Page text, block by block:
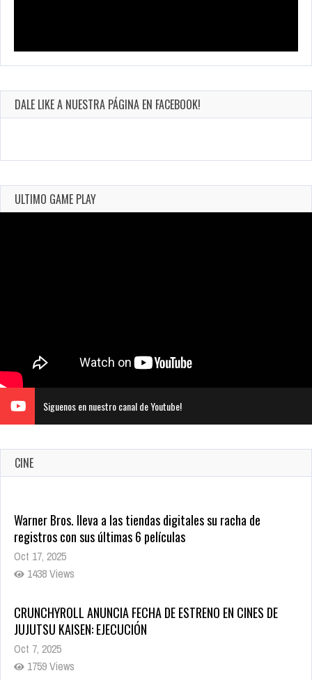
DALE LIKE A NUESTRA PÁGINA EN FACEBOOK!
ULTIMO GAME PLAY
Siguenos en nuestro canal de Youtube!
CINE
Warner Bros. lleva a las tiendas digitales su racha de
registros con sus últimas 6 películas
Oct 17, 2025
1438 Views
CRUNCHYROLL ANUNCIA FECHA DE ESTRENO EN CINES DE
JUJUTSU KAISEN: EJECUCIÓN
Oct 7, 2025
1759 Views